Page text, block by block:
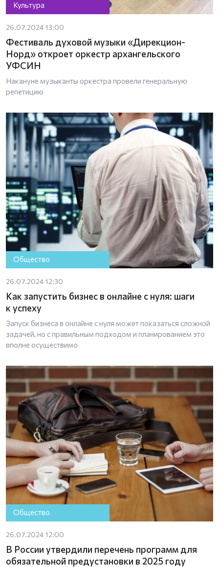
Культура
26.07.2024 13:00
Фестиваль духовой музыки «Дирекцион-
Норд» откроет оркестр архангельского
УФСИН
Накануне музыканты оркестра провели генеральную
репетицию
Общество
26.07.2024 12:30
Как запустить бизнес в онлайне с нуля: шаги
к успеху
Запуск бизнеса в онлайне с нуля может показаться сложной
задачей, но с правильным подходом и планированием это
вполне осуществимо
Общество
26.07.2024 12:00
В России утвердили перечень программ для
обязательной предустановки в 2025 году